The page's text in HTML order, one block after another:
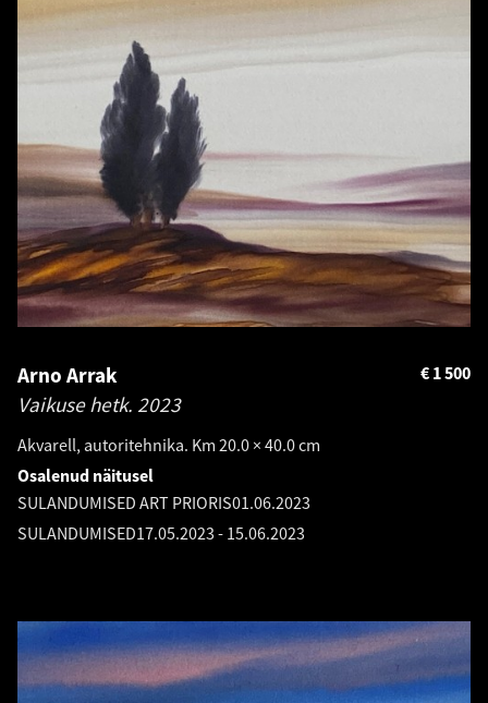
Arno Arrak
Vaikuse hetk. 2023
Akvarell, autoritehnika. Km 20.0 × 40.0 cm
1 500
€
Osalenud näitusel
SULANDUMISED ART PRIORIS01.06.2023
SULANDUMISED17.05.2023 - 15.06.2023